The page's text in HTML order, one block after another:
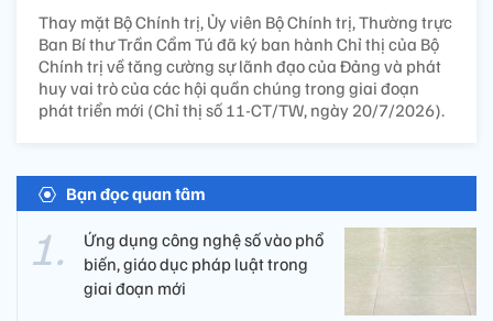
Thay mặt Bộ Chính trị, Ủy viên Bộ Chính trị, Thường trực
Ban Bí thư Trần Cẩm Tú đã ký ban hành Chỉ thị của Bộ
Chính trị về tăng cường sự lãnh đạo của Đảng và phát
huy vai trò của các hội quần chúng trong giai đoạn
phát triển mới (Chỉ thị số 11-CT/TW, ngày 20/7/2026).
Bạn đọc quan tâm
Ứng dụng công nghệ số vào phổ
biến, giáo dục pháp luật trong
giai đoạn mới